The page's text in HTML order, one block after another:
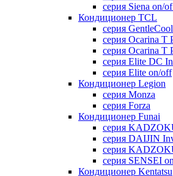
серия Siena on/
Кондиционер TCL
серия
серия Ocarina T
серия Ocarina T
серия Elite DC
серия Elite on/off
Кондиционер Legion
серия Monza
серия Forza
Кондиционер Funai
серия
серия DAIJIN
серия
серия SENSEI
Кондиционер Kentatsu